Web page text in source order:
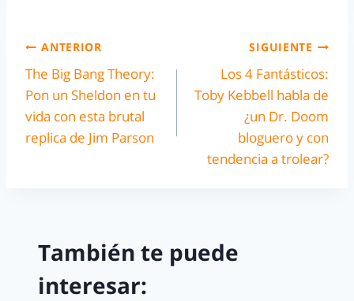
ANTERIOR
The Big Bang Theory:
Pon un Sheldon en tu
vida con esta brutal
replica de Jim Parson
SIGUIENTE
Los 4 Fantásticos:
Toby Kebbell habla de
¿un Dr. Doom
bloguero y con
tendencia a trolear?
También te puede
interesar: